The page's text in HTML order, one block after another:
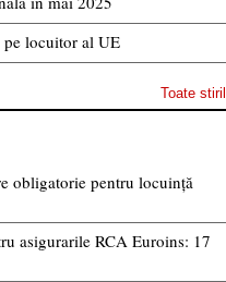
locuitor al UE
Toate
obligatorie pentru locuință
asigurarile RCA Euroins: 17